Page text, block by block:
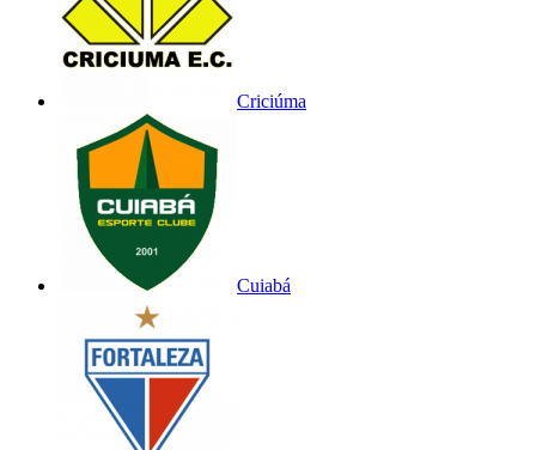
Criciúma
Cuiabá